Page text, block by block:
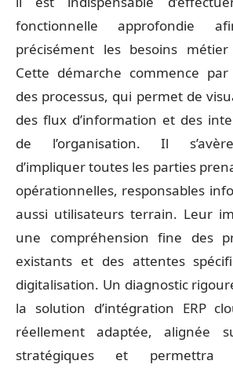
fonctionnelle approfondie
précisément les besoins métier
Cette démarche commence
des processus, qui permet de
des flux d’information et des
de l’organisation. Il
d’impliquer toutes les parties
opérationnelles, responsables
aussi utilisateurs terrain. Leur
une compréhension fine des
existants et des attentes
digitalisation. Un diagnostic
la solution d’intégration ERP
réellement adaptée, alignée
stratégiques et permettra